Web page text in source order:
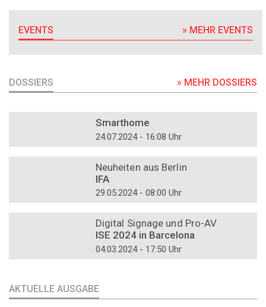
EVENTS » MEHR EVENTS
DOSSIERS » MEHR DOSSIERS
Smarthome
24.07.2024 - 16:08 Uhr
Neuheiten aus Berlin
IFA
29.05.2024 - 08:00 Uhr
Digital Signage und Pro-AV
ISE 2024 in Barcelona
04.03.2024 - 17:50 Uhr
AKTUELLE AUSGABE